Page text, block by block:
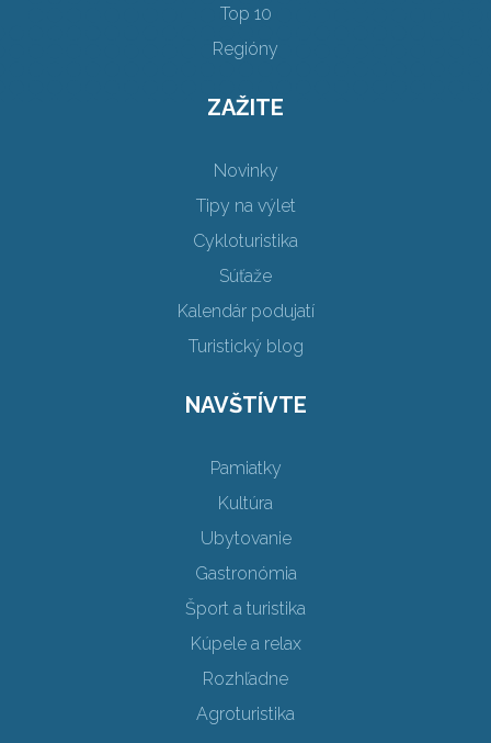
Top 10
Regióny
ZAŽITE
Novinky
Tipy na výlet
Cykloturistika
Súťaže
Kalendár podujatí
Turistický blog
NAVŠTÍVTE
Pamiatky
Kultúra
Ubytovanie
Gastronómia
Šport a turistika
Kúpele a relax
Rozhľadne
Agroturistika